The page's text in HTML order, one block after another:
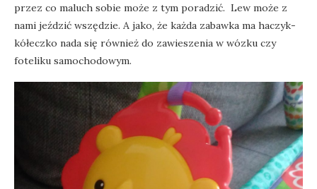
przez co maluch sobie może z tym poradzić. Lew może z
nami jeździć wszędzie. A jako, że każda zabawka ma haczyk-
kółeczko nada się również do zawieszenia w wózku czy
foteliku samochodowym.